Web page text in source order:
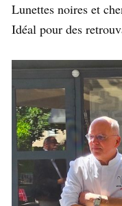
Lunettes noires et
Idéal pour des